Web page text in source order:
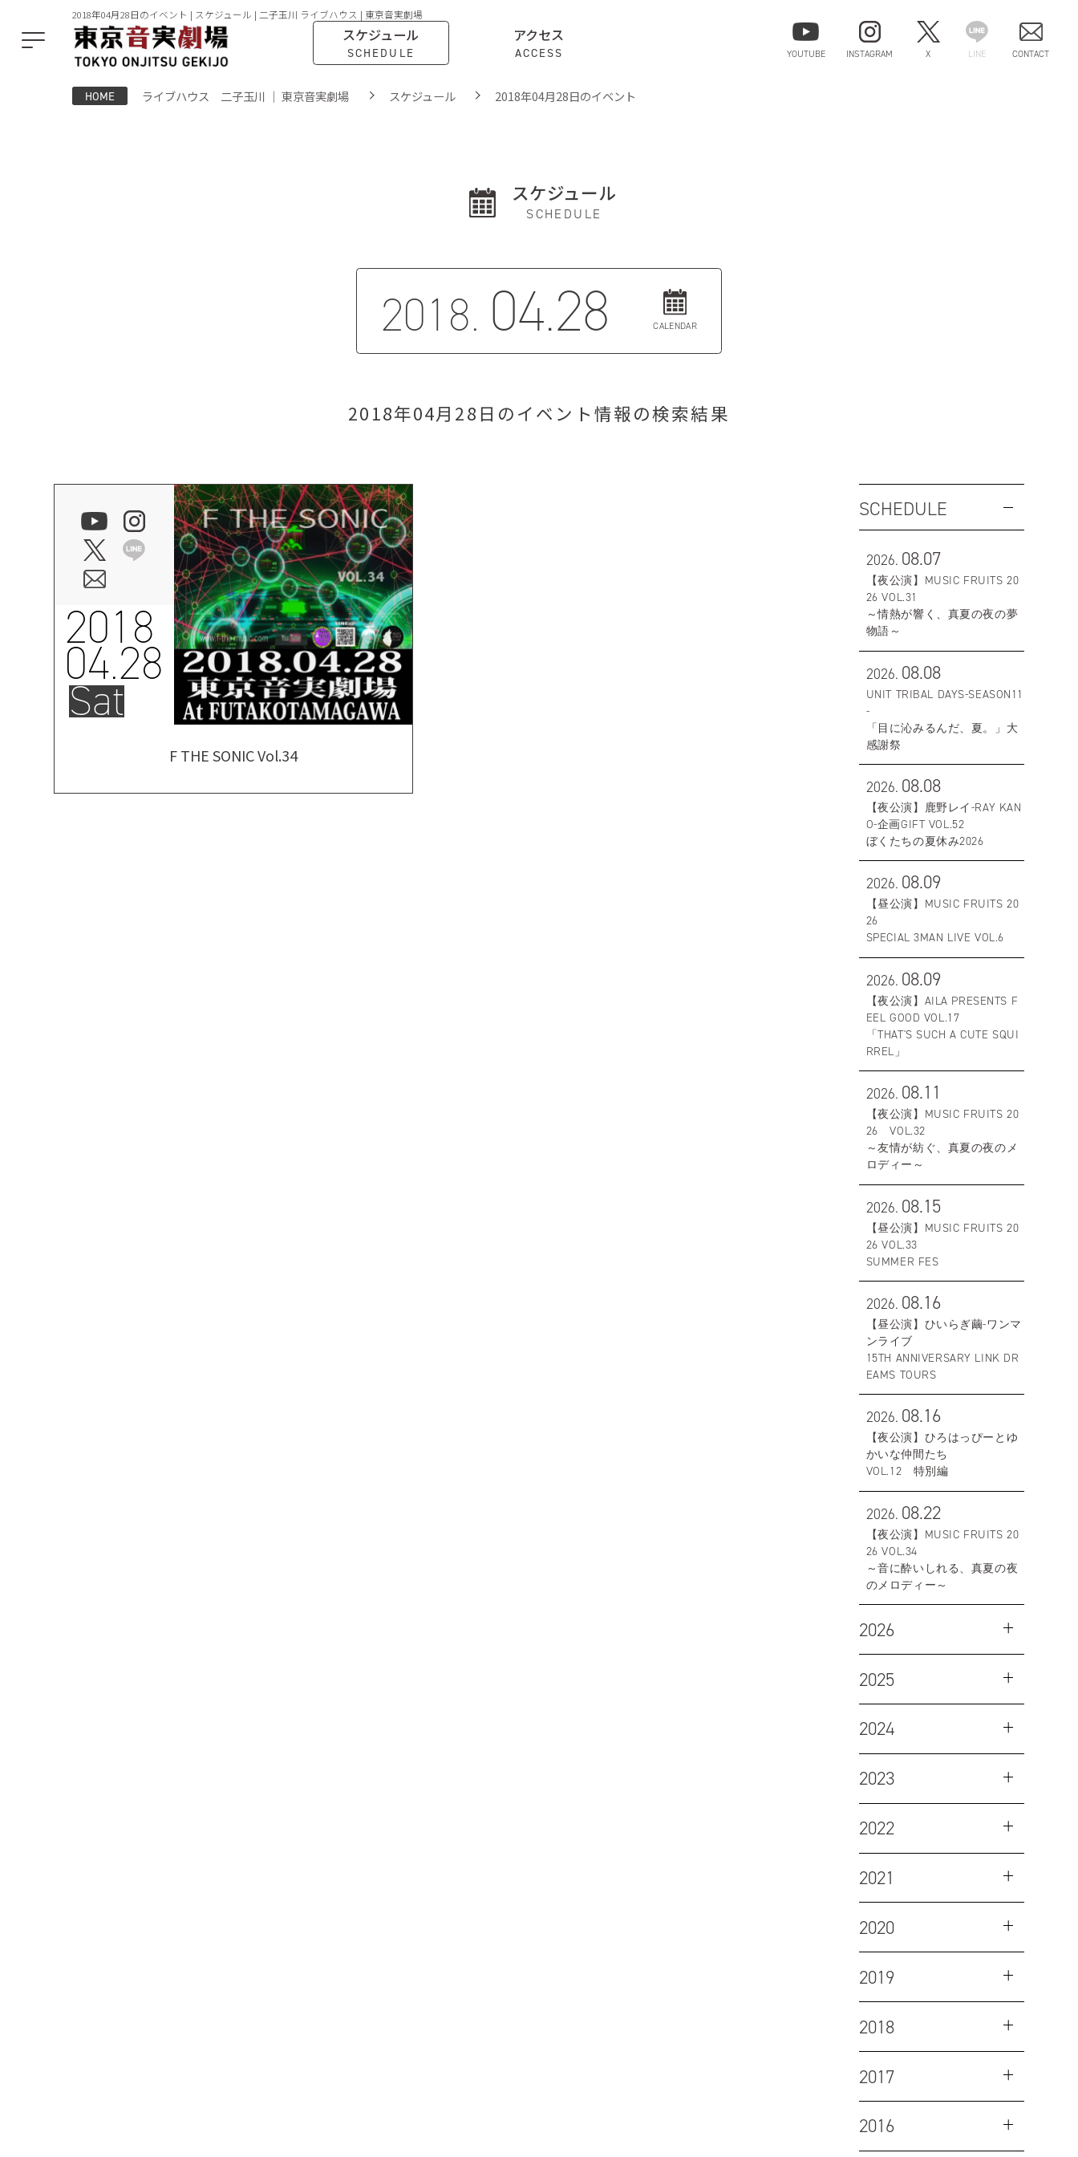
2018年04月28日のイベント | スケジュール | 二子玉川 ライブハウス | 東京音実劇場
スケジュール
SCHEDULE
アクセス
ACCESS YOUTUBE INSTAGRAM X LINE CONTACT
HOME ライブハウス 二子玉川 ｜ 東京音実劇場 スケジュール 2018年04月28日のイベント
スケジュール
SCHEDULE
2018. 04.28 CALENDAR
2018年04月28日のイベント情報の検索結果
2018
04.28
Sat
F THE SONIC Vol.34
SCHEDULE
2026. 08.07
【夜公演】MUSIC FRUITS 20
26 VOL.31
～情熱が響く、真夏の夜の夢
物語～
2026. 08.08
UNIT TRIBAL DAYS-SEASON11
-
「目に沁みるんだ、夏。」大
感謝祭
2026. 08.08
【夜公演】鹿野レイ-RAY KAN
O-企画GIFT VOL.52
ぼくたちの夏休み2026
2026. 08.09
【昼公演】MUSIC FRUITS 20
26
SPECIAL 3MAN LIVE VOL.6
2026. 08.09
【夜公演】AILA PRESENTS F
EEL GOOD VOL.17
「THAT'S SUCH A CUTE SQUI
RREL」
2026. 08.11
【夜公演】MUSIC FRUITS 20
26 VOL.32
～友情が紡ぐ、真夏の夜のメ
ロディー～
2026. 08.15
【昼公演】MUSIC FRUITS 20
26 VOL.33
SUMMER FES
2026. 08.16
【昼公演】ひいらぎ繭-ワンマ
ンライブ
15TH ANNIVERSARY LINK DR
EAMS TOURS
2026. 08.16
【夜公演】ひろはっぴーとゆ
かいな仲間たち
VOL.12 特別編
2026. 08.22
【夜公演】MUSIC FRUITS 20
26 VOL.34
～音に酔いしれる、真夏の夜
のメロディー～
2026
2025
2024
2023
2022
2021
2020
2019
2018
2017
2016